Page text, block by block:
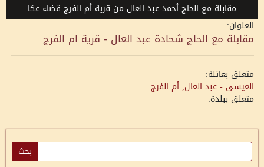
مقابلة مع الحاج أحمد عبد العال من قرية أم الفرج قضاء عكا
العنوان:
مقابلة مع الحاج شحادة عبد العال - قرية ام الفرج
متعلق بعائلة:
العيسى - عبد العال, أم الفرج
متعلق ببلدة: